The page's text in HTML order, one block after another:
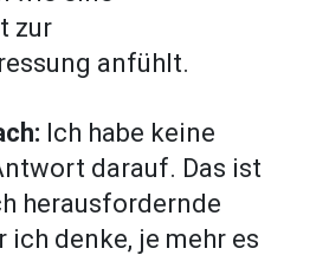
zur
anfühlt.
Ich habe keine
darauf. Das ist
herausfordernde
ich denke, je mehr es